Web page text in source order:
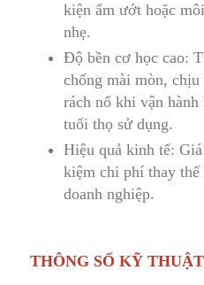
kiện ẩm ướt hoặc
nhẹ.
Độ bền cơ học cao:
chống mài mòn, chịu
rách nổ khi vận
tuổi thọ sử dụng.
Hiệu quả kinh tế:
kiệm chi phí thay thế
doanh nghiệp.
THÔNG SỐ KỸ